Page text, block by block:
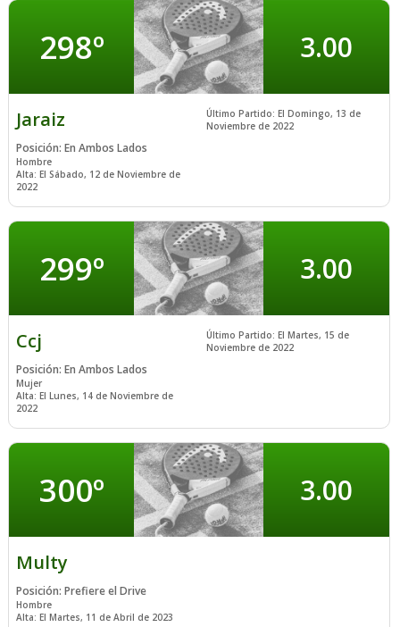
298º 3.00
Jaraiz
Posición: En Ambos Lados
Hombre
Alta: El Sábado, 12 de Noviembre de
2022
Último Partido: El Domingo, 13 de
Noviembre de 2022
299º 3.00
Ccj
Posición: En Ambos Lados
Mujer
Alta: El Lunes, 14 de Noviembre de
2022
Último Partido: El Martes, 15 de
Noviembre de 2022
300º 3.00
Multy
Posición: Prefiere el Drive
Hombre
Alta: El Martes, 11 de Abril de 2023